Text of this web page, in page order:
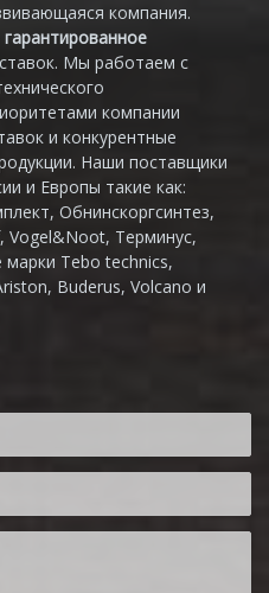
компания.
гарантированное
Мы работаем с
компании
и конкурентные
Наши поставщики
и Европы такие как:
Обнинскоргсинтез,
Vogel&Noot, Терминус,
Tebo technics,
Buderus, Volcano и